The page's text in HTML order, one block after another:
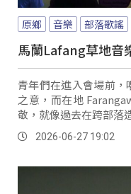
原鄉 音樂 部落歌謠
馬蘭Lafang草地音
青年們在進入會場前
之意，而在地
敬，就像過去在跨部落
音樂會的現場，別開生
化樣貌。2026-06-27 19:02